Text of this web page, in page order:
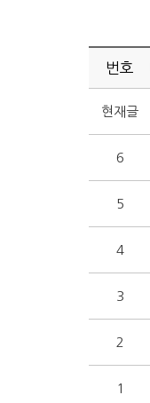
번호
현재글
6
5
4
3
2
1